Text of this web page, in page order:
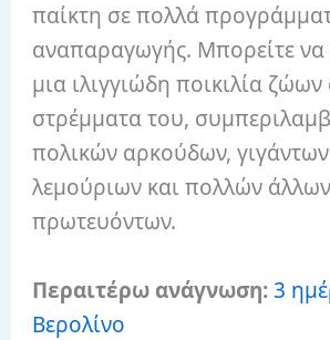
παίκτη σε πολλά
αναπαραγωγής. Μπορείτε να
μια ιλιγγιώδη ποικιλία
στρέμματα του,
πολικών αρκούδων,
λεμούριων και πολλών άλλων
πρωτευόντων.
Περαιτέρω ανάγνωση: 3
Βερολίνο